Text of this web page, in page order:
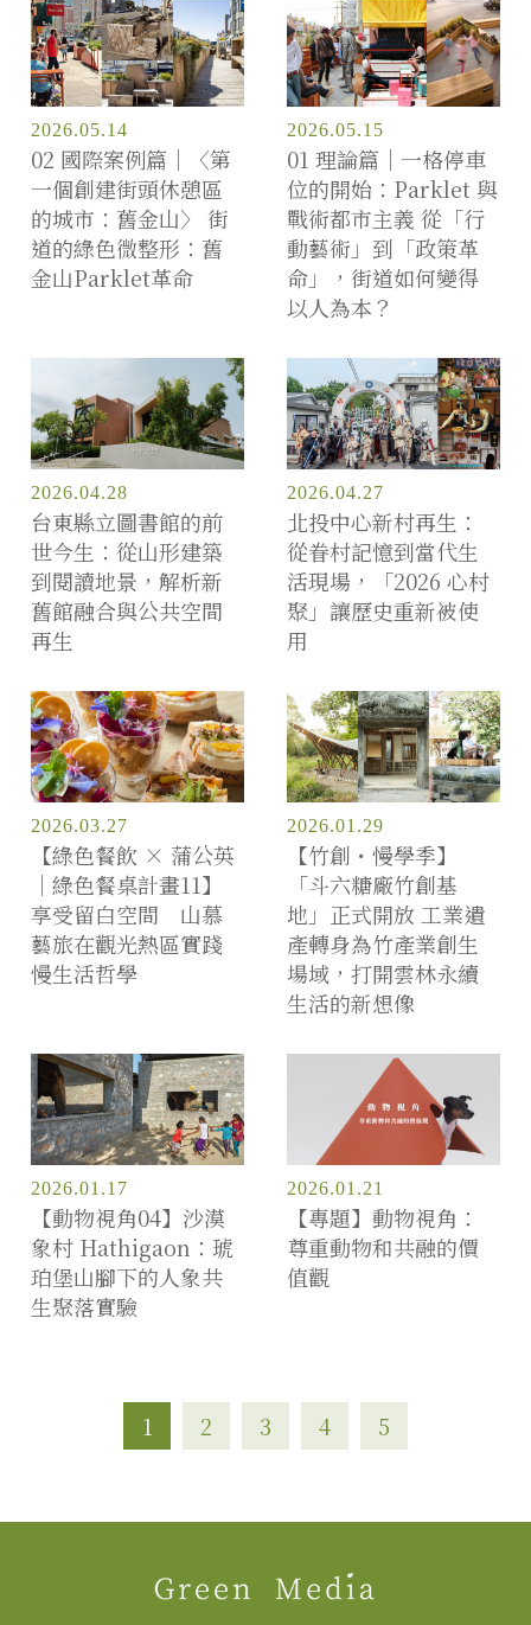
2026.05.14
02 國際案例篇｜〈第
一個創建街頭休憩區
的城市：舊金山〉 街
道的綠色微整形：舊
金山Parklet革命
2026.05.15
01 理論篇｜一格停車
位的開始：Parklet 與
戰術都市主義 從「行
動藝術」到「政策革
命」，街道如何變得
以人為本？
2026.04.28
台東縣立圖書館的前
世今生：從山形建築
到閱讀地景，解析新
舊館融合與公共空間
再生
2026.04.27
北投中心新村再生：
從眷村記憶到當代生
活現場，「2026 心村
聚」讓歷史重新被使
用
2026.03.27
【綠色餐飲 × 蒲公英
｜綠色餐桌計畫11】
享受留白空間 山慕
藝旅在觀光熱區實踐
慢生活哲學
2026.01.29
【竹創・慢學季】
「斗六糖廠竹創基
地」正式開放 工業遺
產轉身為竹產業創生
場域，打開雲林永續
生活的新想像
2026.01.17
【動物視角04】沙漠
象村 Hathigaon：琥
珀堡山腳下的人象共
生聚落實驗
2026.01.21
【專題】動物視角：
尊重動物和共融的價
值觀
1 2 3 4 5